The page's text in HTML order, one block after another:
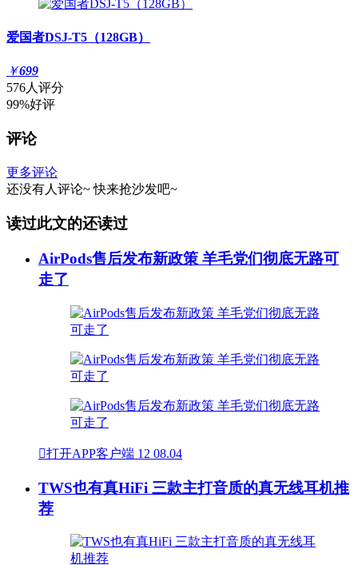
爱国者DSJ-T5（128GB）
￥699
576人评分
99%好评
评论
更多评论
还没有人评论~ 快来抢沙发吧~
读过此文的还读过
AirPods售后发布新政策 羊毛党们彻底无路可
走了
打开APP客户端 12 08.04
TWS也有真HiFi 三款主打音质的真无线耳机推
荐